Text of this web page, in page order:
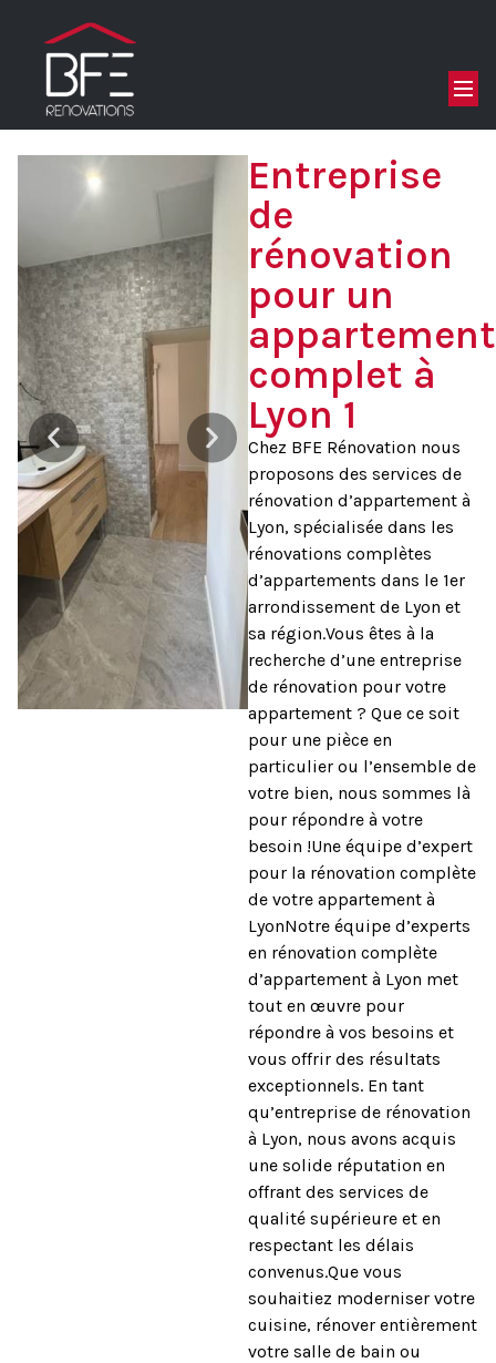
/
de rénovation pour un appartement complet à Lyon 1
Entreprise
de
rénovation
pour un
appartement
complet à
Lyon 1
Chez BFE Rénovation nous
proposons des services de
rénovation d’appartement à
Lyon, spécialisée dans les
rénovations complètes
d’appartements dans le 1er
arrondissement de Lyon et
sa région.Vous êtes à la
recherche d’une entreprise
de rénovation pour votre
appartement ? Que ce soit
pour une pièce en
particulier ou l’ensemble de
votre bien, nous sommes là
pour répondre à votre
besoin !Une équipe d’expert
pour la rénovation complète
de votre appartement à
LyonNotre équipe d’experts
en rénovation complète
d’appartement à Lyon met
tout en œuvre pour
répondre à vos besoins et
vous offrir des résultats
exceptionnels. En tant
qu’entreprise de rénovation
à Lyon, nous avons acquis
une solide réputation en
offrant des services de
qualité supérieure et en
respectant les délais
convenus.Que vous
souhaitiez moderniser votre
cuisine, rénover entièrement
votre salle de bain ou